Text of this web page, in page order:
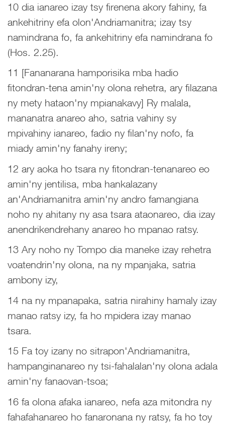
10 dia ianareo izay tsy firenena akory fahiny, fa
ankehitriny efa olon'Andriamanitra; izay tsy
namindrana fo, fa ankehitriny efa namindrana fo
(Hos. 2.25).
11 [Fananarana hamporisika mba hadio
fitondran-tena amin'ny olona rehetra, ary filazana
ny mety hataon'ny mpianakavy] Ry malala,
mananatra anareo aho, satria vahiny sy
mpivahiny ianareo, fadio ny filan'ny nofo, fa
miady amin'ny fanahy ireny;
12 ary aoka ho tsara ny fitondran-tenanareo eo
amin'ny jentilisa, mba hankalazany
an'Andriamanitra amin'ny andro famangiana
noho ny ahitany ny asa tsara ataonareo, dia izay
anendrikendrehany anareo ho mpanao ratsy.
13 Ary noho ny Tompo dia maneke izay rehetra
voatendrin'ny olona, na ny mpanjaka, satria
ambony izy,
14 na ny mpanapaka, satria nirahiny hamaly izay
manao ratsy izy, fa ho mpidera izay manao
tsara.
15 Fa toy izany no sitrapon'Andriamanitra,
hampanginanareo ny tsi-fahalalan'ny olona adala
amin'ny fanaovan-tsoa;
16 fa olona afaka ianareo, nefa aza mitondra ny
fahafahanareo ho fanaronana ny ratsy, fa ho toy